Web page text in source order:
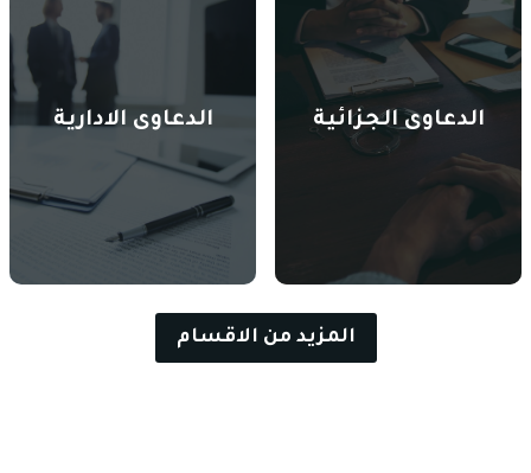
الدعاوى الجزائية الدعاوى الادارية
المزيد من الاقسام